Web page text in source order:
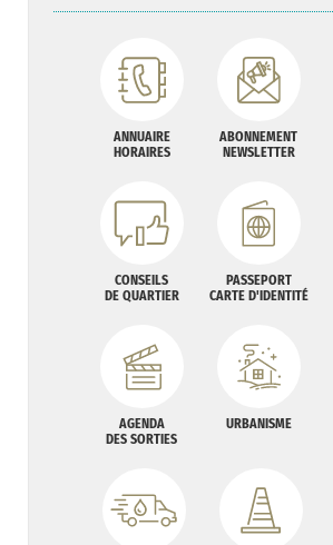
ANNUAIRE
HORAIRES
ABONNEMENT
NEWSLETTER
CONSEILS
DE QUARTIER
PASSEPORT
CARTE D'IDENTITÉ
AGENDA
DES SORTIES
URBANISME